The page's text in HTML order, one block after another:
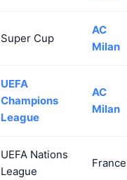
Super Cup
AC
Milan
UEFA
Champions
League
AC
Milan
UEFA Nations
League
France